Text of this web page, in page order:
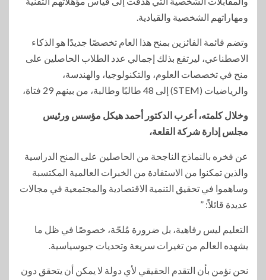
ومهاراتهم الشخصية والقيادية.
وتضم قائمة الفائزين بمنح هذا العام تخصصًا جديدًا هو الذكاء
الاصطناعي، ليرتفع بذلك إجمالي عدد الطلاب الحاصلين على
منح في تخصصات العلوم، والتكنولوجيا، والهندسة،
والرياضيات (STEM) إلى 48 طالبًا وطالبة، من بينهم 29 فتاة،
وخلال كلمته، أعرب الدكتور أحمد هيكل مؤسس ورئيس
مجلس إدارة شركة القلعة،
عن فخره بالنماذج الناجحة من الحاصلين على المنح الدراسية
والذين تمكنوا من الاستفادة من الخبرات العالمية المكتسبة
وساهموا في تحقيق التنمية الاقتصادية والمجتمعية في مجالات
عديدة قائلاً: ”
التعليم ليس رفاهية، بل ضرورة مُلحّة، خصوصًا في ظل ما
يشهده العالم من تغيرات سريعة وتحديات جيوسياسية.
نحن نؤمن بأن التقدم الحقيقي لأي دولة لا يمكن أن يتحقق دون